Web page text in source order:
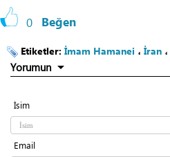
0 Beğen
Etiketler: İmam Hamanei ، İran ،
Yorumun
İsim
Email